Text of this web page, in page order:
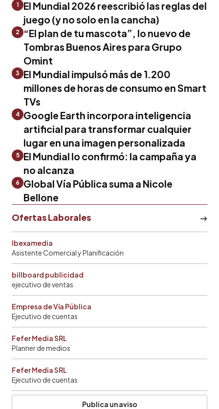
1
El Mundial 2026 reescribió las reglas del
juego (y no solo en la cancha)
2
“El plan de tu mascota”, lo nuevo de
Tombras Buenos Aires para Grupo
Omint
3
El Mundial impulsó más de 1.200
millones de horas de consumo en Smart
TVs
4 Google Earth incorpora inteligencia
artificial para transformar cualquier
lugar en una imagen personalizada
5
El Mundial lo confirmó: la campaña ya
no alcanza
6
Global Vía Pública suma a Nicole
Bellone
Ofertas Laborales
Ibexamedia
Asistente Comercial y Planificación
billboard publicidad
ejecutivo de ventas
Empresa de Vía Pública
Ejecutivo de cuentas
Fefer Media SRL
Planner de medios
Fefer Media SRL
Ejecutivo de cuentas
Publica un aviso